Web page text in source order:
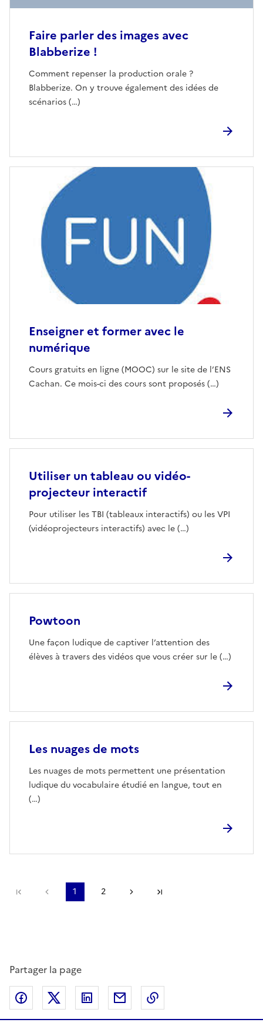
Faire parler des images avec
Blabberize !
Comment repenser la production orale ?
Blabberize. On y trouve également des idées de
scénarios (…)
Enseigner et former avec le
numérique
Cours gratuits en ligne (MOOC) sur le site de l’ENS
Cachan. Ce mois-ci des cours sont proposés (…)
Utiliser un tableau ou vidéo-
projecteur interactif
Pour utiliser les TBI (tableaux interactifs) ou les VPI
(vidéoprojecteurs interactifs) avec le (…)
Powtoon
Une façon ludique de captiver l’attention des
élèves à travers des vidéos que vous créer sur le (…)
Les nuages de mots
Les nuages de mots permettent une présentation
ludique du vocabulaire étudié en langue, tout en
(…)
Première pagepage précédente
1 2 Page suivante
Partager la page
Partager sur Facebook
Partager sur Twitter
Partager sur LinkedIn
Partager par email